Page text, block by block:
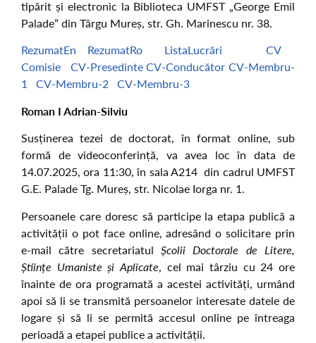
tipărit și electronic la Biblioteca UMFST „George Emil
Palade” din Târgu Mureș, str. Gh. Marinescu nr. 38.
RezumatEn
RezumatRo ListaLucrări
CV
Comisie
CV-Presedinte CV-Conducător CV-Membru-
1 CV-Membru-2 CV-Membru-3
Roman I Adrian-Silviu
Susținerea tezei de doctorat, în format online, sub
formă de videoconferință, va avea loc în data de
14.07.2025, ora 11:30, în sala A214 din cadrul UMFST
G.E. Palade Tg. Mureș, str. Nicolae Iorga nr. 1.
Persoanele care doresc să participe la etapa publică a
activității o pot face online, adresând o solicitare prin
e-mail către secretariatul Școlii Doctorale de Litere,
Științe Umaniste și Aplicate, cel mai târziu cu 24 ore
înainte de ora programată a acestei activități, urmând
apoi să li se transmită persoanelor interesate datele de
logare și să li se permită accesul online pe întreaga
perioadă a etapei publice a activității.